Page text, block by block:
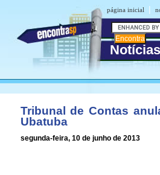
página inicial |
Tribunal de Contas
Ubatuba
segunda-feira, 10 de junho de 2013